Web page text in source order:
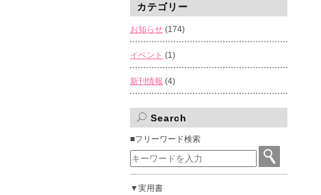
カテゴリー
お知らせ (174)
イベント (1)
新刊情報 (4)
Search
■フリーワード検索
▼実用書